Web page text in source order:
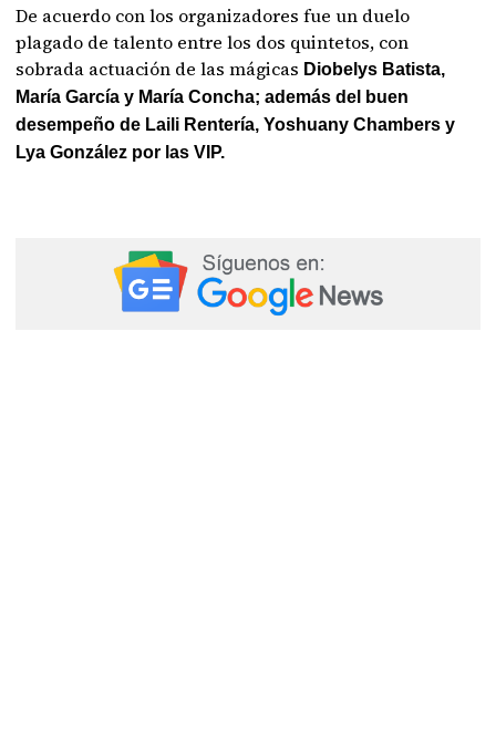
De acuerdo con los organizadores fue un duelo
plagado de talento entre los dos quintetos, con
sobrada actuación de las mágicas Diobelys Batista,
María García y María Concha; además del buen
desempeño de Laili Rentería, Yoshuany Chambers y
Lya González por las VIP.